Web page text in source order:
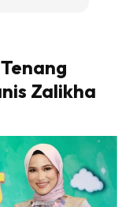
Zalikha